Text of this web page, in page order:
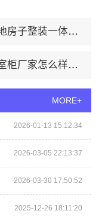
体化服务施工案例
家怎么样值得买
MORE+
2026-01-13 15:12:34
2026-03-05 22:13:37
2026-03-30 17:50:52
2025-12-26 18:11:20